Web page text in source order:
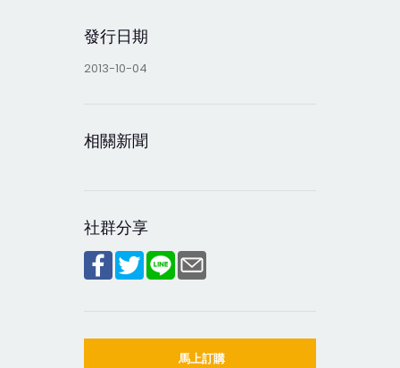
發行日期
2013-10-04
相關新聞
社群分享
馬上訂購